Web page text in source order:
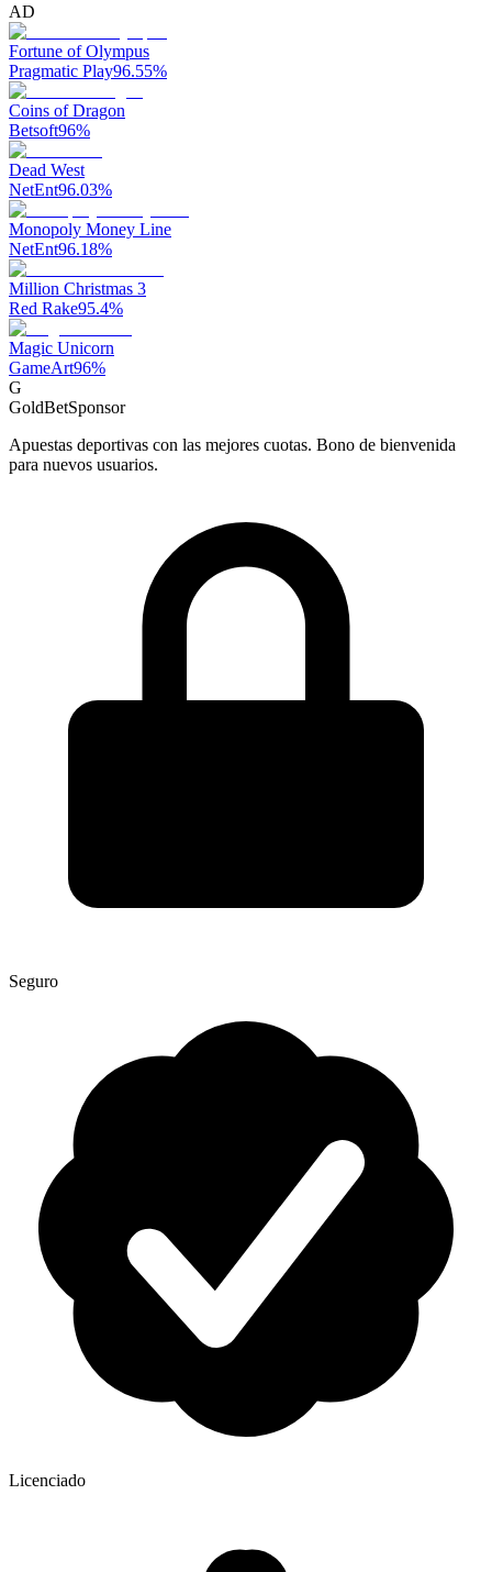
AD
Fortune of Olympus
Pragmatic Play96.55%
Coins of Dragon
Betsoft96%
Dead West
NetEnt96.03%
Monopoly Money Line
NetEnt96.18%
Million Christmas 3
Red Rake95.4%
Magic Unicorn
GameArt96%
G
GoldBetSponsor
Apuestas deportivas con las mejores cuotas. Bono de bienvenida
para nuevos usuarios.
Seguro
Licenciado